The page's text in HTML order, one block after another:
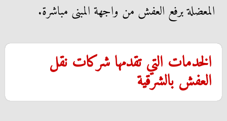
المعضلة برفع العفش من واجهة المبنى مباشرة.
الخدمات التي تقدمها شركات نقل
العفش بالشرقية